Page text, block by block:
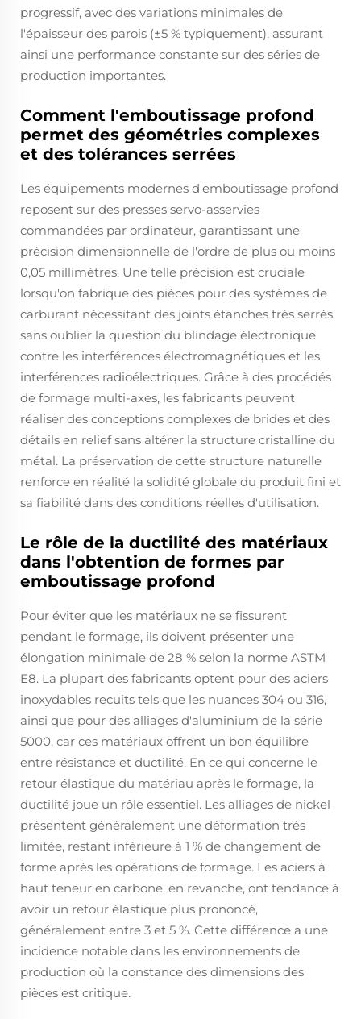
progressif, avec des variations minimales de
l'épaisseur des parois (±5 % typiquement), assurant
ainsi une performance constante sur des séries de
production importantes.
Comment l'emboutissage profond
permet des géométries complexes
et des tolérances serrées
Les équipements modernes d'emboutissage profond
reposent sur des presses servo-asservies
commandées par ordinateur, garantissant une
précision dimensionnelle de l'ordre de plus ou moins
0,05 millimètres. Une telle précision est cruciale
lorsqu'on fabrique des pièces pour des systèmes de
carburant nécessitant des joints étanches très serrés,
sans oublier la question du blindage électronique
contre les interférences électromagnétiques et les
interférences radioélectriques. Grâce à des procédés
de formage multi-axes, les fabricants peuvent
réaliser des conceptions complexes de brides et des
détails en relief sans altérer la structure cristalline du
métal. La préservation de cette structure naturelle
renforce en réalité la solidité globale du produit fini et
sa fiabilité dans des conditions réelles d'utilisation.
Le rôle de la ductilité des matériaux
dans l'obtention de formes par
emboutissage profond
Pour éviter que les matériaux ne se fissurent
pendant le formage, ils doivent présenter une
élongation minimale de 28 % selon la norme ASTM
E8. La plupart des fabricants optent pour des aciers
inoxydables recuits tels que les nuances 304 ou 316,
ainsi que pour des alliages d'aluminium de la série
5000, car ces matériaux offrent un bon équilibre
entre résistance et ductilité. En ce qui concerne le
retour élastique du matériau après le formage, la
ductilité joue un rôle essentiel. Les alliages de nickel
présentent généralement une déformation très
limitée, restant inférieure à 1 % de changement de
forme après les opérations de formage. Les aciers à
haut teneur en carbone, en revanche, ont tendance à
avoir un retour élastique plus prononcé,
généralement entre 3 et 5 %. Cette différence a une
incidence notable dans les environnements de
production où la constance des dimensions des
pièces est critique.